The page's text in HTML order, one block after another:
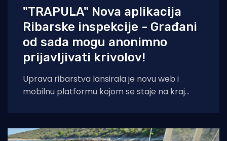
"TRAPULA" Nova aplikacija
Ribarske inspekcije - Građani
od sada mogu anonimno
prijavljivati krivolov!
Uprava ribarstva lansirala je novu web i
mobilnu platformu kojom se staje na kraj